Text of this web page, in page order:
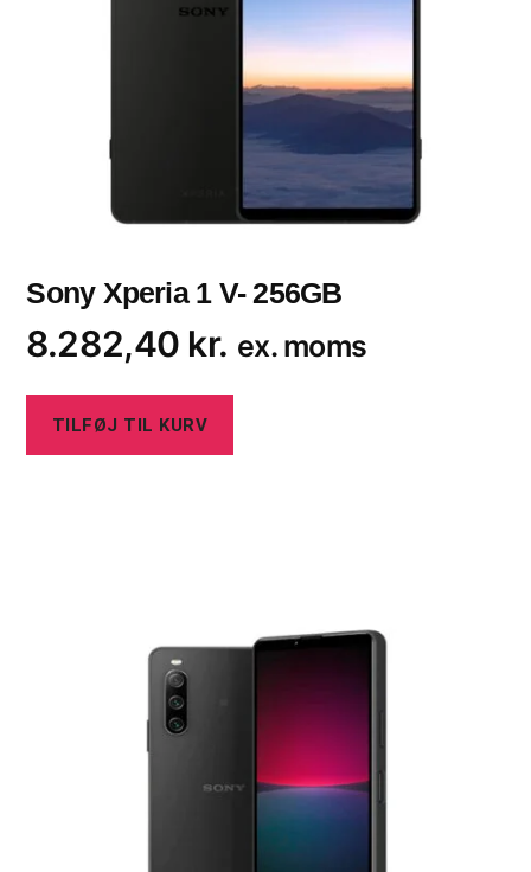
Sony Xperia 1 V- 256GB
8.282,40 kr. ex. moms
TILFØJ TIL KURV